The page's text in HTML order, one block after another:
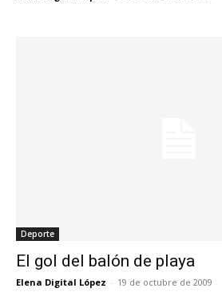
Deporte
El gol del balón de playa
Elena Digital López - 19 de octubre de 2009